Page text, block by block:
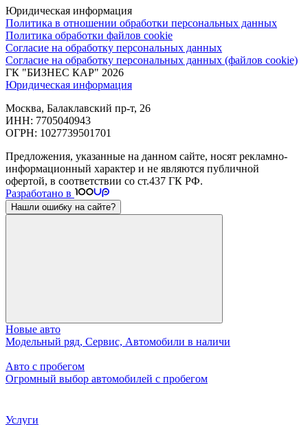
Юридическая информация
Политика в отношении обработки персональных данных
Политика обработки файлов cookie
Согласие на обработку персональных данных
Согласие на обработку персональных данных (файлов cookie)
ГК "БИЗНЕС КАР" 2026
Юридическая информация
Москва, Балаклавский пр-т, 26
ИНН: 7705040943
ОГРН: 1027739501701
Предложения, указанные на данном сайте, носят рекламно-
информационный характер и не являются публичной
офертой, в соответствии со ст.437 ГК РФ.
Разработано в
Нашли ошибку на сайте?
Новые авто
Модельный ряд, Сервис, Автомобили в наличи
Авто с пробегом
Огромный выбор автомобилей с пробегом
Услуги